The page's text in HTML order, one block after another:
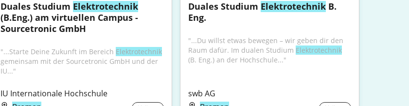
Duales Studium Elektrotechnik
(B.Eng.) am virtuellen Campus -
Sourcetronic GmbH
"...Starte Deine Zukunft im Bereich Elektrotechnik
gemeinsam mit der Sourcetronic GmbH und der
IU..."
IU Internationale Hochschule
Duales Studium Elektrotechnik B.
Eng.
"...Du willst etwas bewegen – wir geben dir den
Raum dafür. Im dualen Studium Elektrotechnik
(B. Eng.) an der Hochschule..."
swb AG